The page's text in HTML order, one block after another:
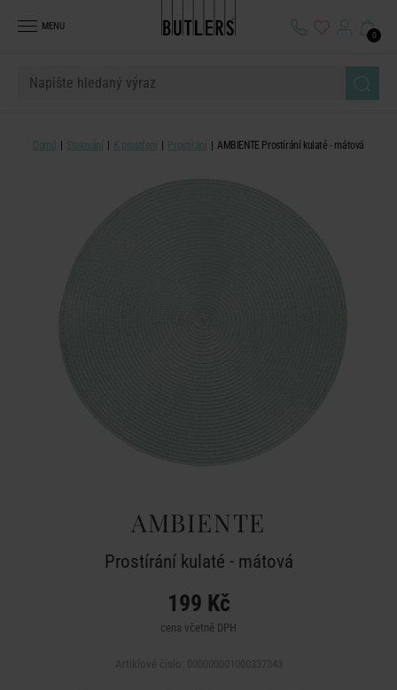
MENU
0
Domů Stolování K prostření Prostírání AMBIENTE Prostírání kulaté - mátová
AMBIENTE
Prostírání kulaté - mátová
199 Kč
cena včetně DPH